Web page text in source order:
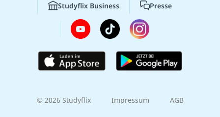
Studyflix Business Presse
© 2026 Studyflix Impressum AGB